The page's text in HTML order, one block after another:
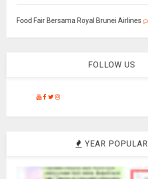
Food Fair Bersama Royal Brunei Airlines
FOLLOW US
YEAR POPULAR